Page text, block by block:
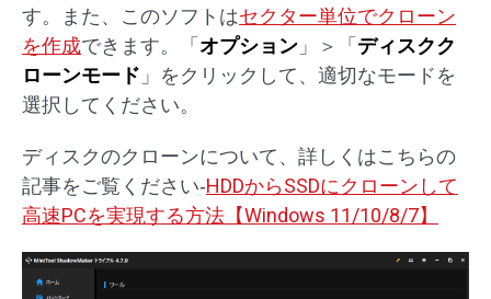
す。また、このソフトはセクター単位でクローン
を作成できます。「 オプション 」＞「 ディスクク
ローンモード 」をクリックして、適切なモードを
選択してください。
ディスクのクローンについて、詳しくはこちらの
記事をご覧ください‐HDDからSSDにクローンして
高速PCを実現する方法【Windows 11/10/8/7】